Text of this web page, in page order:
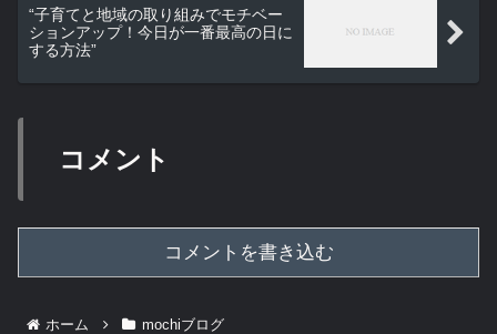
“子育てと地域の取り組みでモチベー
ションアップ！今日が一番最高の日に
する方法”
コメント
コメントを書き込む
ホーム mochiブログ